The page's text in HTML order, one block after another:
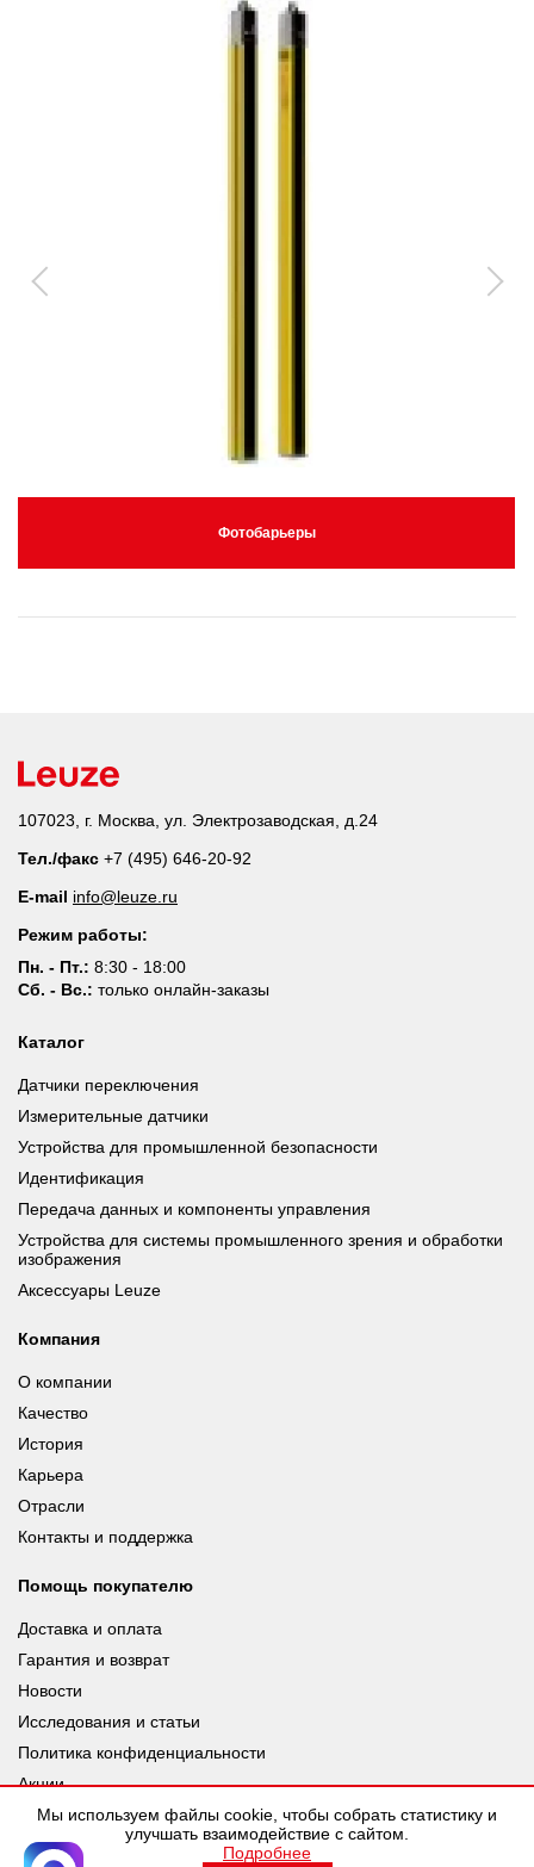
Фотобарьеры
107023, г. Москва, ул. Электрозаводская, д.24
Тел./факс +7 (495) 646-20-92
E-mail info@leuze.ru
Режим работы:
Пн. - Пт.: 8:30 - 18:00
Сб. - Вс.: только онлайн-заказы
Каталог
Датчики переключения
Измерительные датчики
Устройства для промышленной безопасности
Идентификация
Передача данных и компоненты управления
Устройства для системы промышленного зрения и обработки
изображения
Аксессуары Leuze
Компания
О компании
Качество
История
Карьера
Отрасли
Контакты и поддержка
Помощь покупателю
Доставка и оплата
Гарантия и возврат
Новости
Исследования и статьи
Политика конфиденциальности
Акции
Мы используем файлы cookie, чтобы собрать статистику и
улучшать взаимодействие с сайтом.
Подробнее